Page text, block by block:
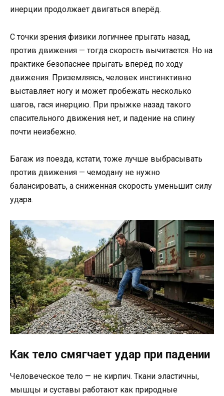
инерции продолжает двигаться вперёд.
С точки зрения физики логичнее прыгать назад,
против движения — тогда скорость вычитается. Но на
практике безопаснее прыгать вперёд по ходу
движения. Приземляясь, человек инстинктивно
выставляет ногу и может пробежать несколько
шагов, гася инерцию. При прыжке назад такого
спасительного движения нет, и падение на спину
почти неизбежно.
Багаж из поезда, кстати, тоже лучше выбрасывать
против движения — чемодану не нужно
балансировать, а сниженная скорость уменьшит силу
удара.
Как тело смягчает удар при падении
Человеческое тело — не кирпич. Ткани эластичны,
мышцы и суставы работают как природные